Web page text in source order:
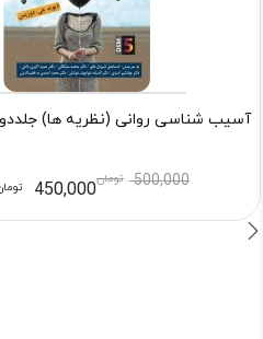
آسیب شناسی روانی (نظریه ها)
500,000 تومان450,000